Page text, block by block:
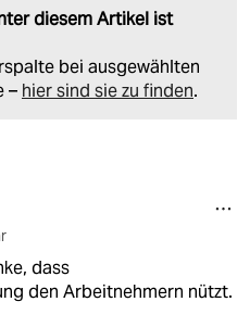
diesem Artikel ist
bei ausgewählten
– hier sind sie zu finden.
dass
den Arbeitnehmern nützt.